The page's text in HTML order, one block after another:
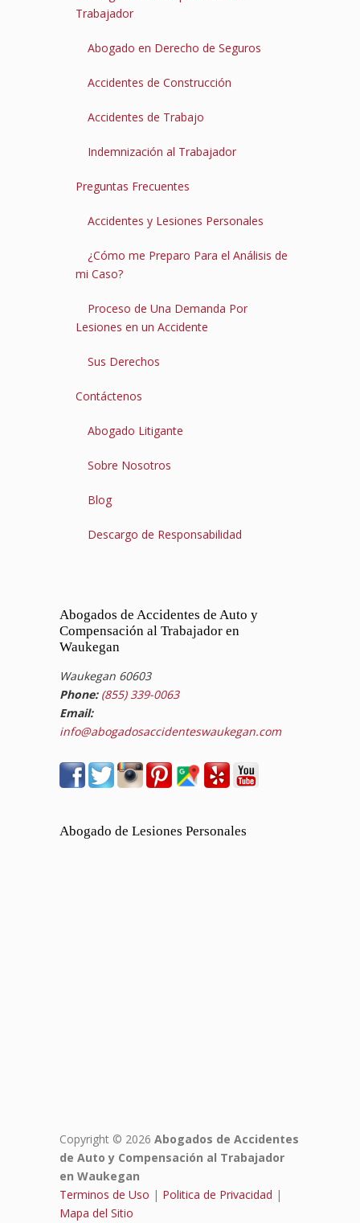
Trabajador
Abogado en Derecho de Seguros
Accidentes de Construcción
Accidentes de Trabajo
Indemnización al Trabajador
Preguntas Frecuentes
Accidentes y Lesiones Personales
¿Cómo me Preparo Para el Análisis de
mi Caso?
Proceso de Una Demanda Por
Lesiones en un Accidente
Sus Derechos
Contáctenos
Abogado Litigante
Sobre Nosotros
Blog
Descargo de Responsabilidad
Abogados de Accidentes de Auto y
Compensación al Trabajador en
Waukegan
Waukegan 60603
Phone: (855) 339-0063
Email:
info@abogadosaccidenteswaukegan.com
Abogado de Lesiones Personales
Copyright © 2026 Abogados de Accidentes
de Auto y Compensación al Trabajador
en Waukegan
Terminos de Uso | Politica de Privacidad |
Mapa del Sitio